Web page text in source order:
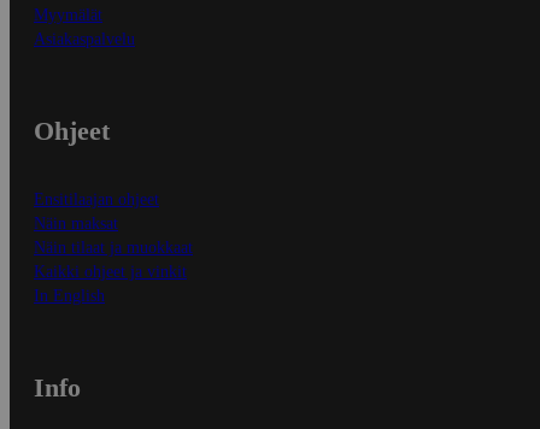
Myymälät
Asiakaspalvelu
Ohjeet
Ensitilaajan ohjeet
Näin maksat
Näin tilaat ja muokkaat
Kaikki ohjeet ja vinkit
In English
Info